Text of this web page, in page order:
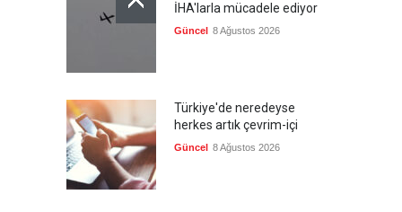
İHA'larla mücadele ediyor
Güncel 8 Ağustos 2026
Türkiye'de neredeyse
herkes artık çevrim-içi
Güncel 8 Ağustos 2026